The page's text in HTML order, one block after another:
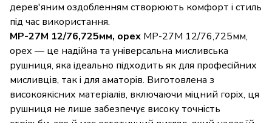
дерев'яним оздобленням створюють комфорт і стиль
під час використання.
МР-27М 12/76,725мм, орех МР-27М 12/76,725мм,
орех — це надійна та універсальна мисливська
рушниця, яка ідеально підходить як для професійних
мисливців, так і для аматорів. Виготовлена з
високоякісних матеріалів, включаючи міцний горіх, ця
рушниця не лише забезпечує високу точність